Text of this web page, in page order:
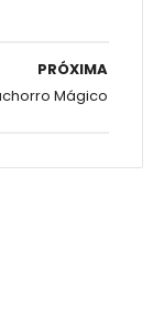
PRÓXIMA
Mágico